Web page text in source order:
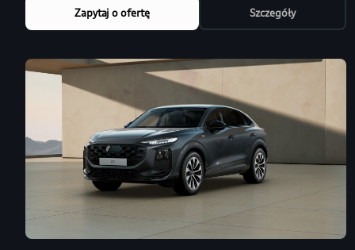
Zapytaj o ofertę Szczegóły